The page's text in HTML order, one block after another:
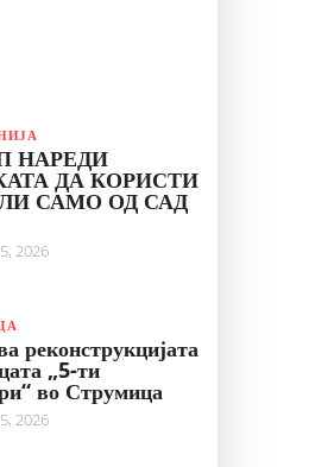
НАРЕДИ
ДА КОРИСТИ
САМО ОД САД
2026
реконструкцијата
„5-ти
во Струмица
2026